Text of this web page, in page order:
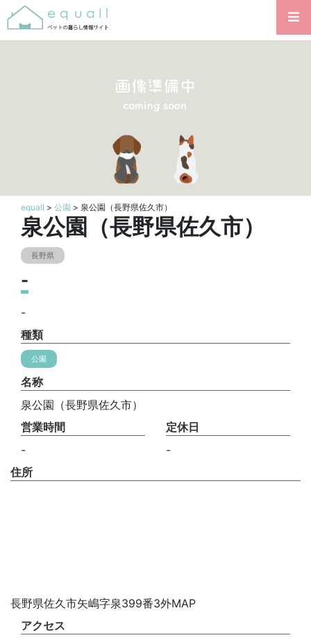
equall > 公園 > 泉公園（長野県佐久市）
泉公園（長野県佐久市）
長野県
-
-
種類
公園
名称
泉公園（長野県佐久市）
営業時間
-
定休日
-
住所
長野県佐久市矢嶋字泉399番3外MAP
アクセス